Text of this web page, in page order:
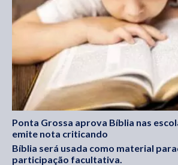
Ponta Grossa aprova Bíblia nas
emite nota criticando
Bíblia será usada como material
participação facultativa.